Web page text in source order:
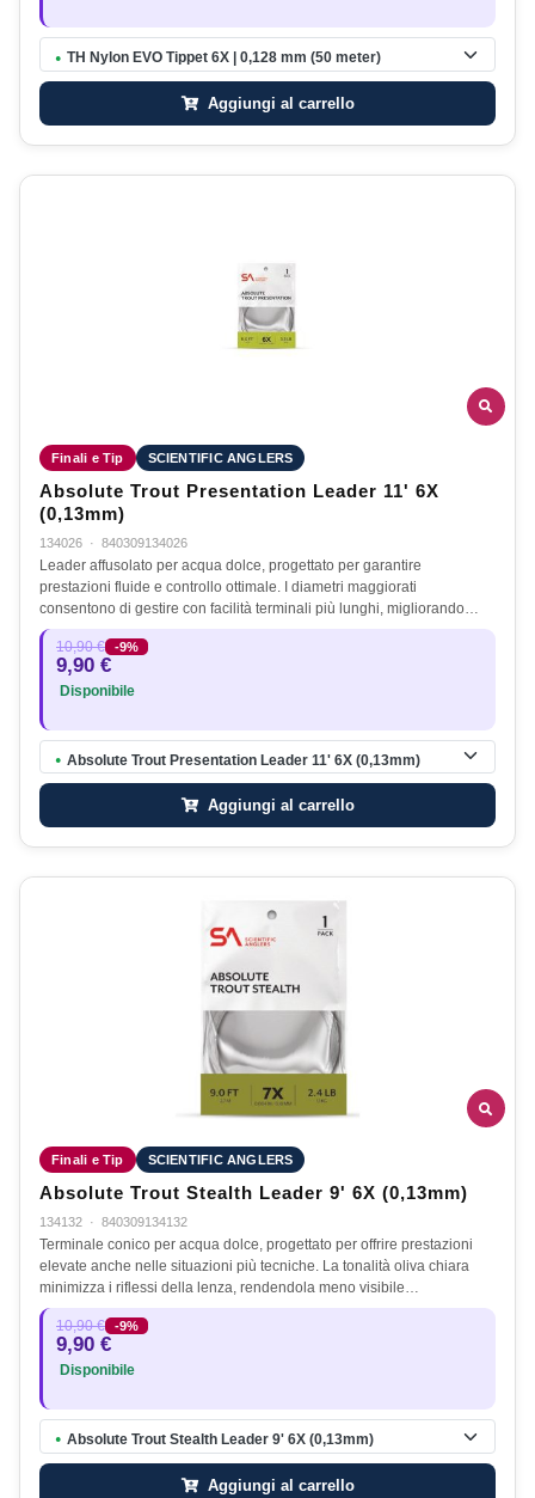
● TH Nylon EVO Tippet 6X | 0,128 mm (50 meter)
Aggiungi al carrello
Finali e Tip SCIENTIFIC ANGLERS
Absolute Trout Presentation Leader 11' 6X
(0,13mm)
134026 · 840309134026
Leader affusolato per acqua dolce, progettato per garantire
prestazioni fluide e controllo ottimale. I diametri maggiorati
consentono di gestire con facilità terminali più lunghi, migliorando…
10,90 € -9%
9,90 €
Disponibile
● Absolute Trout Presentation Leader 11' 6X (0,13mm)
Aggiungi al carrello
Finali e Tip SCIENTIFIC ANGLERS
Absolute Trout Stealth Leader 9' 6X (0,13mm)
134132 · 840309134132
Terminale conico per acqua dolce, progettato per offrire prestazioni
elevate anche nelle situazioni più tecniche. La tonalità oliva chiara
minimizza i riflessi della lenza, rendendola meno visibile…
10,90 € -9%
9,90 €
Disponibile
● Absolute Trout Stealth Leader 9' 6X (0,13mm)
Aggiungi al carrello